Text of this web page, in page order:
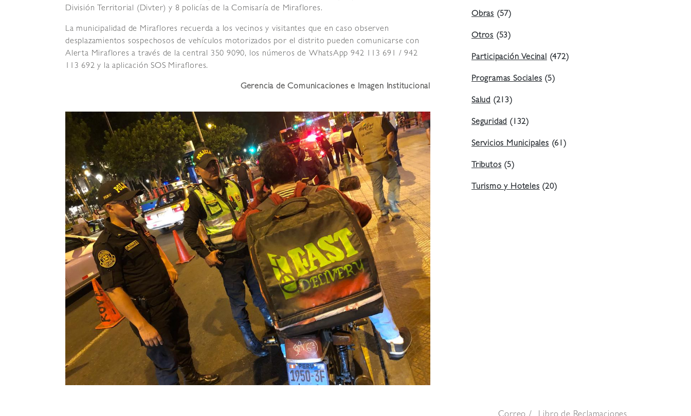
División Territorial (Divter) y 8 policías de la Comisaría de Miraflores.
La municipalidad de Miraflores recuerda a los vecinos y visitantes que en caso observen
desplazamientos sospechosos de vehículos motorizados por el distrito pueden comunicarse con
Alerta Miraflores a través de la central 350 9090, los números de WhatsApp 942 113 691 / 942
113 692 y la aplicación SOS Miraflores.
Gerencia de Comunicaciones e Imagen Institucional
Obras (57)
Otros (53)
Participación Vecinal(472)
Programas Sociales(5)
Salud (213)
Seguridad(132)
Servicios Municipales(61)
Tributos(5)
Turismo y Hoteles(20)